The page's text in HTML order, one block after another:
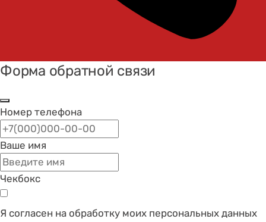
Форма обратной связи
Номер телефона
Ваше имя
Чекбокс
Я согласен на обработку моих персональных данных